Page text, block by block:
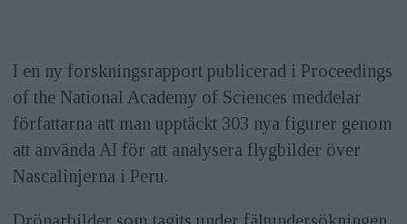
I en ny forskningsrapport publicerad i Proceedings
of the National Academy of Sciences meddelar
författarna att man upptäckt 303 nya figurer genom
att använda AI för att analysera flygbilder över
Nascalinjerna i Peru.